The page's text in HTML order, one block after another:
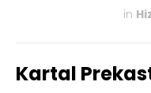
in
Kartal